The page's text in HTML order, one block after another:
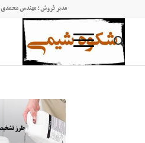
مدیر فروش : مهندس محمدی 09127572356